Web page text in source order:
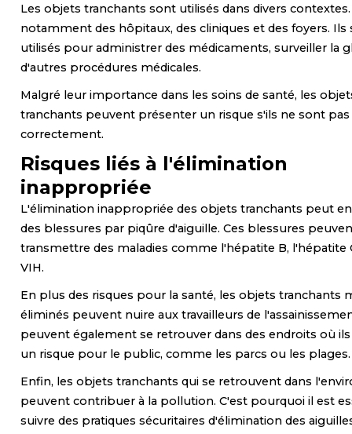
Les objets tranchants sont utilisés dans divers
notamment des hôpitaux, des cliniques et des foyers. Ils
utilisés pour administrer des médicaments, surveiller la
d'autres procédures médicales.
Malgré leur importance dans les soins de santé, les
tranchants peuvent présenter un risque s'ils ne sont
correctement.
Risques liés à l'élimination
inappropriée
L'élimination inappropriée des objets tranchants peut
des blessures par piqûre d'aiguille. Ces blessures
transmettre des maladies comme l'hépatite B, l'hépatite
VIH.
En plus des risques pour la santé, les objets tranchants
éliminés peuvent nuire aux travailleurs de
peuvent également se retrouver dans des endroits où
un risque pour le public, comme les parcs ou les plages.
Enfin, les objets tranchants qui se retrouvent dans
peuvent contribuer à la pollution. C'est pourquoi il est
suivre des pratiques sécuritaires d'élimination des